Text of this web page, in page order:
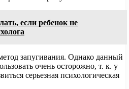
если ребенок не
запугивания. Однако данный
очень осторожно, т. к. у
серьезная психологическая